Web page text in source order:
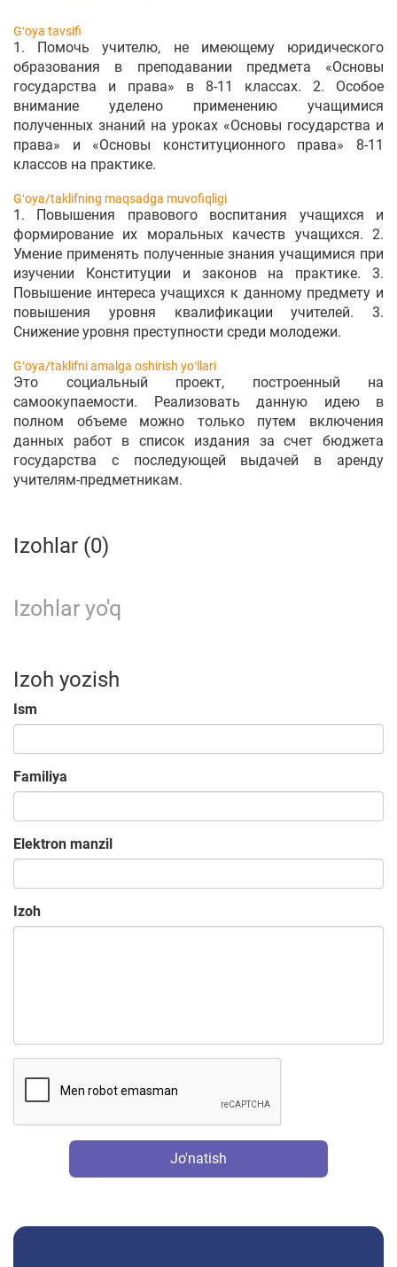
Gʻoya tavsifi
1. Помочь учителю, не имеющему юридического
образования в преподавании предмета «Основы
государства и права» в 8-11 классах. 2. Особое
внимание уделено применению учащимися
полученных знаний на уроках «Основы государства и
права» и «Основы конституционного права» 8-11
классов на практике.
Gʻoya/taklifning maqsadga muvofiqligi
1. Повышения правового воспитания учащихся и
формирование их моральных качеств учащихся. 2.
Умение применять полученные знания учащимися при
изучении Конституции и законов на практике. 3.
Повышение интереса учащихся к данному предмету и
повышения уровня квалификации учителей. 3.
Снижение уровня преступности среди молодежи.
Gʻoya/taklifni amalga oshirish yoʻllari
Это социальный проект, построенный на
самоокупаемости. Реализовать данную идею в
полном объеме можно только путем включения
данных работ в список издания за счет бюджета
государства с последующей выдачей в аренду
учителям-предметникам.
Izohlar (0)
Izohlar yo'q
Izoh yozish
Ism
Familiya
Elektron manzil
Izoh
Jo'natish